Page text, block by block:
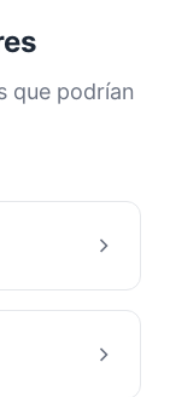
Esta
los
familias
que podrían